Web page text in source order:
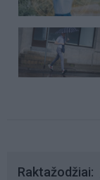
Raktažodžiai